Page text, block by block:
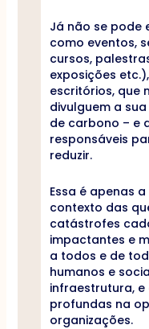
Já não se pode
como eventos,
cursos,
exposições
escritórios, que
divulguem a
de carbono – e
responsáveis
reduzir.
Essa é apenas
contexto das
catástrofes
impactantes e
a todos e de
humanos e
infraestrutura,
profundas na
organizações.